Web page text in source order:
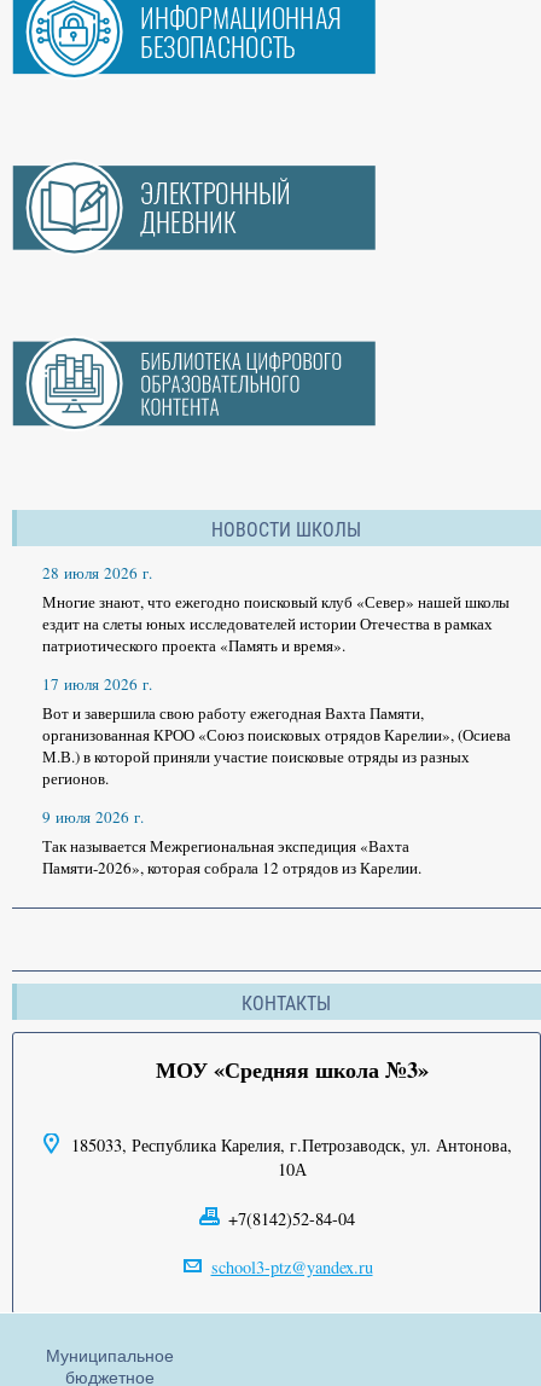
НОВОСТИ ШКОЛЫ
28 июля 2026 г.
Многие знают, что ежегодно поисковый клуб «Север» нашей школы
ездит на слеты юных исследователей истории Отечества в рамках
патриотического проекта «Память и время».
17 июля 2026 г.
Вот и завершила свою работу ежегодная Вахта Памяти,
организованная КРОО «Союз поисковых отрядов Карелии», (Осиева
М.В.) в которой приняли участие поисковые отряды из разных
регионов.
9 июля 2026 г.
Так называется Межрегиональная экспедиция «Вахта
Памяти-2026», которая собрала 12 отрядов из Карелии.
КОНТАКТЫ
МОУ «Средняя школа №3»
185033, Республика Карелия, г.Петрозаводск, ул. Антонова,
10А
+7(8142)52-84-04
school3-ptz@yandex.ru
Муниципальное
бюджетное